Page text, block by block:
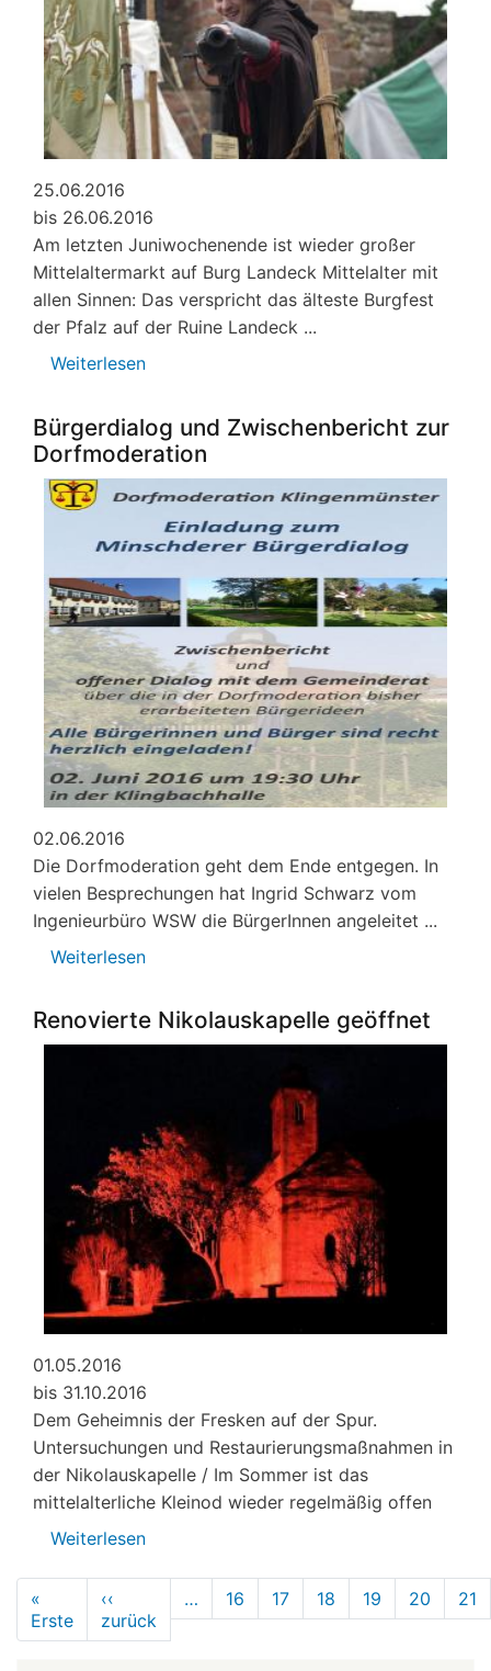
25.06.2016
bis 26.06.2016
Am letzten Juniwochenende ist wieder großer
Mittelaltermarkt auf Burg Landeck Mittelalter mit
allen Sinnen: Das verspricht das älteste Burgfest
der Pfalz auf der Ruine Landeck ...
Weiterlesen
Bürgerdialog und Zwischenbericht zur
Dorfmoderation
02.06.2016
Die Dorfmoderation geht dem Ende entgegen. In
vielen Besprechungen hat Ingrid Schwarz vom
Ingenieurbüro WSW die BürgerInnen angeleitet ...
Weiterlesen
und
Zwischenbericht
Dorfmoderation
Renovierte Nikolauskapelle geöffnet
01.05.2016
bis 31.10.2016
Dem Geheimnis der Fresken auf der Spur.
Untersuchungen und Restaurierungsmaßnahmen in
der Nikolauskapelle / Im Sommer ist das
mittelalterliche Kleinod wieder regelmäßig offen
Weiterlesen
Nikolauskapelle
geöffnet
Seitennummerierung
«
Erste Erste
Seite
‹‹
zurück Vorherige
Seite
… 16 17 18 19 20 21